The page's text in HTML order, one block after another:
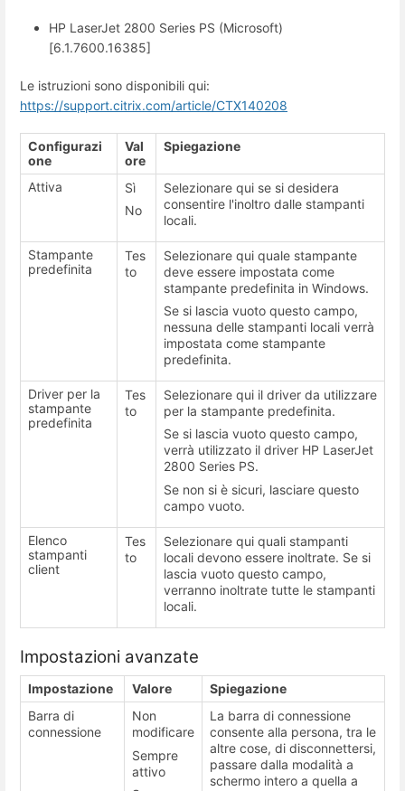
HP LaserJet 2800 Series PS (Microsoft)
[6.1.7600.16385]
Le istruzioni sono disponibili qui:
https://support.citrix.com/article/CTX140208
Configurazi
one
Val
ore
Spiegazione
Attiva
Sì
No
Selezionare qui se si desidera
consentire l'inoltro dalle stampanti
locali.
Stampante
predefinita
Tes
to
Selezionare qui quale stampante
deve essere impostata come
stampante predefinita in Windows.
Se si lascia vuoto questo campo,
nessuna delle stampanti locali verrà
impostata come stampante
predefinita.
Driver per la
stampante
predefinita
Tes
to
Selezionare qui il driver da utilizzare
per la stampante predefinita.
Se si lascia vuoto questo campo,
verrà utilizzato il driver HP LaserJet
2800 Series PS.
Se non si è sicuri, lasciare questo
campo vuoto.
Elenco
stampanti
client
Tes
to
Selezionare qui quali stampanti
locali devono essere inoltrate. Se si
lascia vuoto questo campo,
verranno inoltrate tutte le stampanti
locali.
Impostazioni avanzate
Impostazione Valore
Spiegazione
Barra di
connessione
Non
modificare
Sempre
attivo
La barra di connessione
consente alla persona, tra le
altre cose, di disconnettersi,
passare dalla modalità a
schermo intero a quella a